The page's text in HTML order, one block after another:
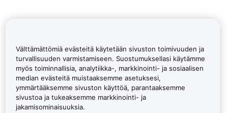
Välttämättömiä evästeitä käytetään sivuston toimivuuden ja
turvallisuuden varmistamiseen. Suostumuksellasi käytämme
myös toiminnallisia, analytiikka-, markkinointi- ja sosiaalisen
median evästeitä muistaaksemme asetuksesi,
ymmärtääksemme sivuston käyttöä, parantaaksemme
sivustoa ja tukeaksemme markkinointi- ja
jakamisominaisuuksia.